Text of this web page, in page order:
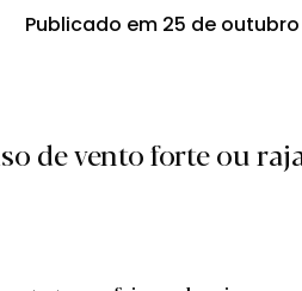
Publicado em 25 de
de vento forte ou